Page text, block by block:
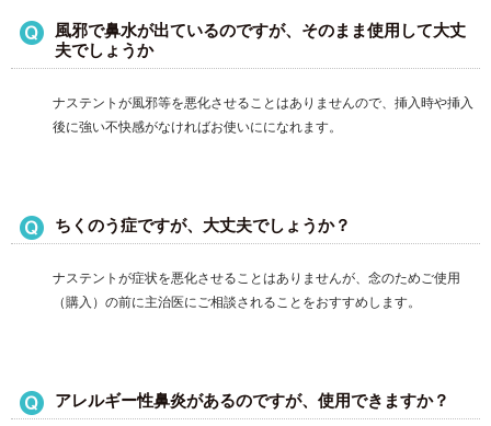
風邪で鼻水が出ているのですが、そのまま使用して大丈
夫でしょうか
ナステントが風邪等を悪化させることはありませんので、挿入時や挿入
後に強い不快感がなければお使いにになれます。
ちくのう症ですが、大丈夫でしょうか？
ナステントが症状を悪化させることはありませんが、念のためご使用
（購入）の前に主治医にご相談されることをおすすめします。
アレルギー性鼻炎があるのですが、使用できますか？